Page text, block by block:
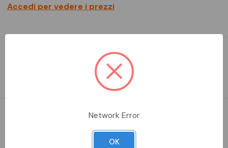
Accedi per vedere i prezzi
Faretto per illuminazione di emergenza ad elevate prestazioni
con tre lenti intercambiabili in dotazione per differenti fasci
Network Error
OK